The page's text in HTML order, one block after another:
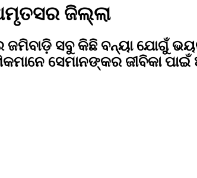
ଜିଲ୍ଲା
ଜମିବାଡ଼ି ସବୁ କିଛି ବନ୍ୟା ଯୋଗୁଁ
ସେମାନଙ୍କର ଜୀବିକା ପାଇଁ